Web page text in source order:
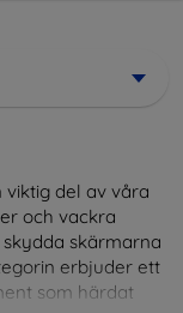
del av våra
och vackra
skärmarna
erbjuder ett
som härdat